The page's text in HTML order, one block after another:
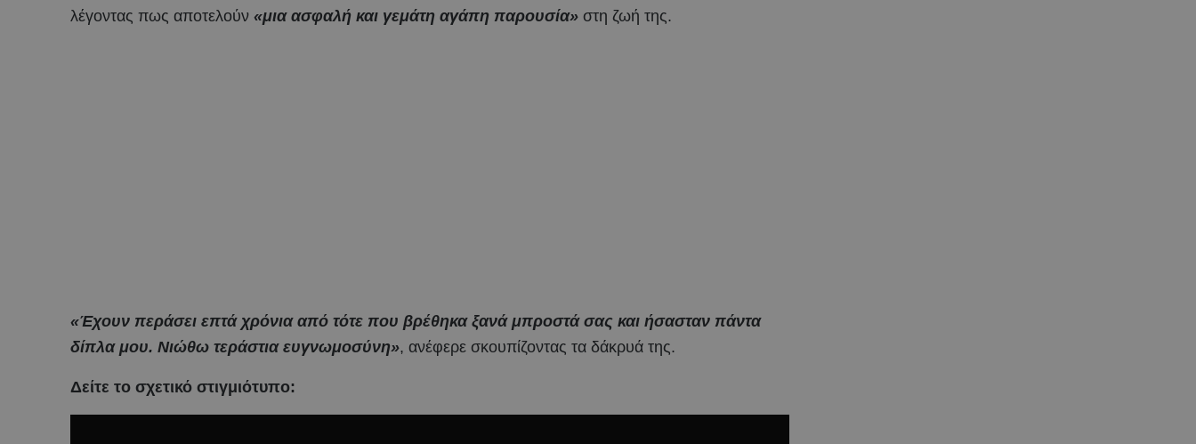
λέγοντας πως αποτελούν «μια ασφαλή και γεμάτη αγάπη παρουσία» στη ζωή της.
«Έχουν περάσει επτά χρόνια από τότε που βρέθηκα ξανά μπροστά σας και ήσασταν πάντα
δίπλα μου. Νιώθω τεράστια ευγνωμοσύνη», ανέφερε σκουπίζοντας τα δάκρυά της.
Δείτε το σχετικό στιγμιότυπο: